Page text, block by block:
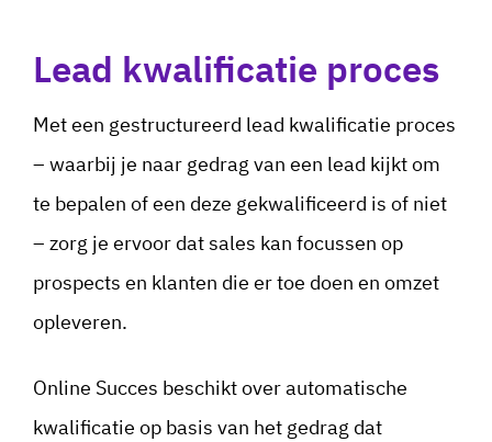
Lead kwalificatie proces
Met een gestructureerd lead kwalificatie proces
– waarbij je naar gedrag van een lead kijkt om
te bepalen of een deze gekwalificeerd is of niet
– zorg je ervoor dat sales kan focussen op
prospects en klanten die er toe doen en omzet
opleveren.
Online Succes beschikt over automatische
kwalificatie op basis van het gedrag dat